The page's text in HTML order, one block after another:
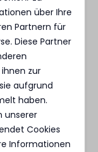
vollständig
Parkplatz
, dein
über Ihre
Partnern für
Diese Partner
zur
aufgrund
haben.
unserer
Cookies
Informationen